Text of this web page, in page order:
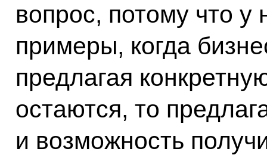
вопрос, потому что у
примеры, когда
предлагая
остаются, то
и возможность